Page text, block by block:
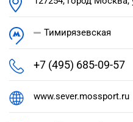
Тимирязевская
+7 (495) 685-09-57
www.sever.mossport.ru